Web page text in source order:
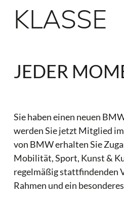
KLASSE
JEDER
Sie haben einen neuen
werden Sie jetzt Mitglied im
von BMW erhalten Sie
Mobilität, Sport, Kunst &
regelmäßig stattfindenden
Rahmen und ein